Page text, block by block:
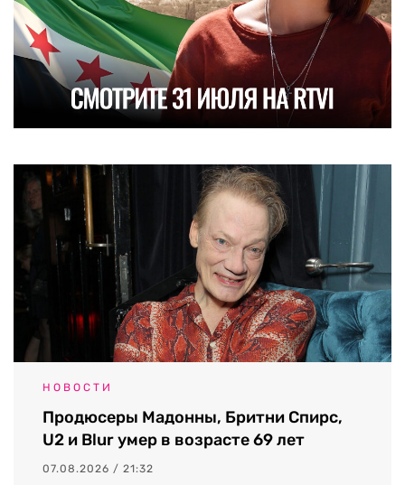
НОВОСТИ
Продюсеры Мадонны, Бритни Спирс,
U2 и Blur умер в возрасте 69 лет
07.08.2026 / 21:32